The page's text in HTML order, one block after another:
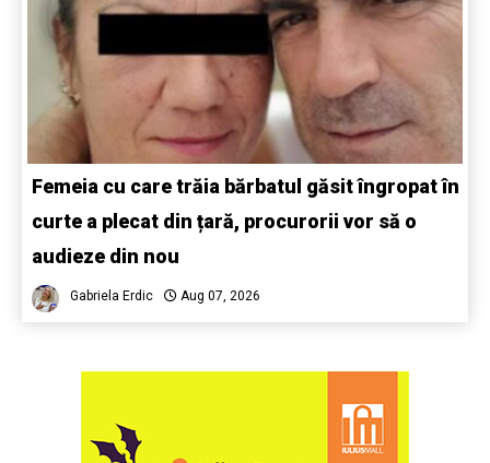
Femeia cu care trăia bărbatul găsit îngropat în
curte a plecat din țară, procurorii vor să o
audieze din nou
Gabriela Erdic Aug 07, 2026